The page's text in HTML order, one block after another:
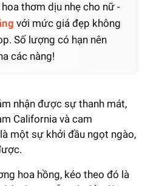
thơm dịu nhẹ cho nữ -
với mức giá đẹp không
Số lượng có hạn nên
các nàng!
nhận được sự thanh mát,
California và cam
một sự khởi đầu ngọt ngào,
hoa hồng, kéo theo đó là